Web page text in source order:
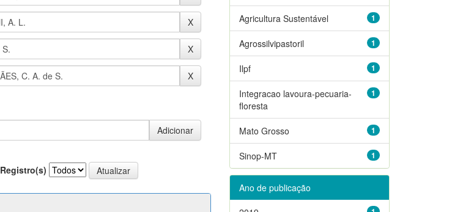
Registro(s)
1
Agricultura Sustentável
1
Agrossilvipastoril
1
Ilpf
1
Integracao lavoura-pecuaria-
floresta
1
Mato Grosso
1
Sinop-MT
Ano de publicação